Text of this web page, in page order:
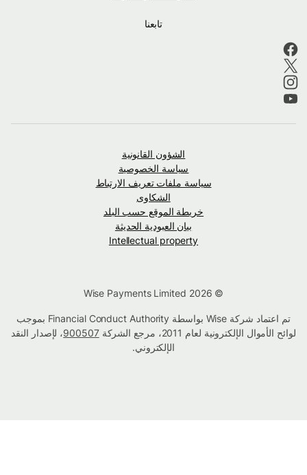
تابعنا
الشؤون القانونية
سياسة الخصوصية
سياسة ملفات تعريف الارتباط
الشكاوى
خريطة الموقع حسب البلد
بيان العبودية الحديثة
Intellectual property
تم اعتماد شركة Wise بواسطة Financial Conduct Authority بموجب
لوائح الأموال الإلكترونية لعام 2011، مرجع الشركة
900507، لإصدار النقد
الإلكتروني.